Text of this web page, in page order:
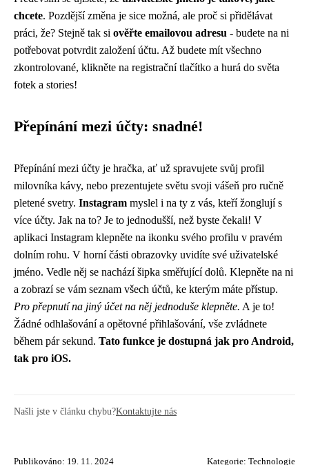
chcete. Pozdější změna je sice možná, ale proč si přidělávat
práci, že? Stejně tak si ověřte emailovou adresu - budete na ni
potřebovat potvrdit založení účtu. Až budete mít všechno
zkontrolované, klikněte na registrační tlačítko a hurá do světa
fotek a stories!
Přepínání mezi účty: snadné!
Přepínání mezi účty je hračka, ať už spravujete svůj profil
milovníka kávy, nebo prezentujete světu svoji vášeň pro ručně
pletené svetry. Instagram myslel i na ty z vás, kteří žonglují s
více účty. Jak na to? Je to jednodušší, než byste čekali! V
aplikaci Instagram klepněte na ikonku svého profilu v pravém
dolním rohu. V horní části obrazovky uvidíte své uživatelské
jméno. Vedle něj se nachází šipka směřující dolů. Klepněte na ni
a zobrazí se vám seznam všech účtů, ke kterým máte přístup.
Pro přepnutí na jiný účet na něj jednoduše klepněte. A je to!
Žádné odhlašování a opětovné přihlašování, vše zvládnete
během pár sekund. Tato funkce je dostupná jak pro Android,
tak pro iOS.
Našli jste v článku chybu?Kontaktujte nás
Publikováno: 19. 11. 2024 Kategorie: Technologie